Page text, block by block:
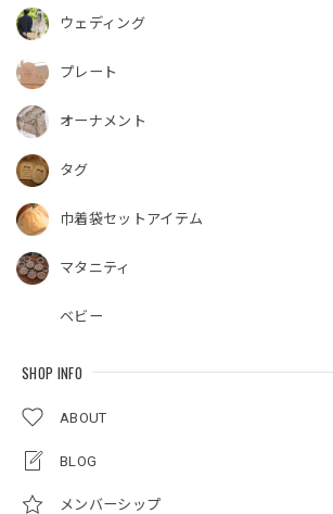
ウェディング
プレート
オーナメント
タグ
巾着袋セットアイテム
マタニティ
ベビー
SHOP INFO
ABOUT
BLOG
メンバーシップ